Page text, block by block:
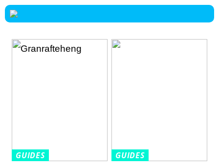
GUIDES GUIDES